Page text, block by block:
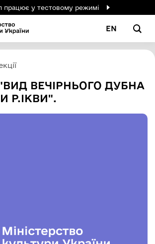
працює у тестовому режимі
EN
ВЕЧІРНЬОГО ДУБНА
Р.ІКВИ".